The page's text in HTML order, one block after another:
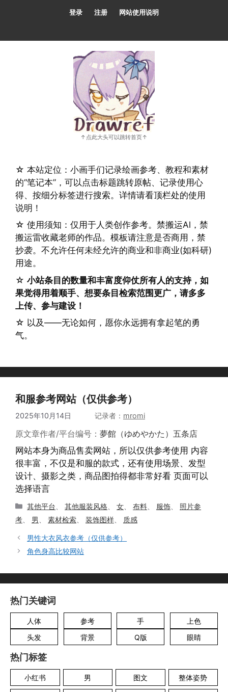
容
登录 注册 网站使用说明
☆ 本站定位：小画手们记录绘画参考、教程和素材
的“笔记本”，可以点击标题跳转原帖、记录使用心
得、按细分标签进行搜索。详情请看顶栏处的使用
说明！
☆ 使用须知：仅用于人类创作参考。禁搬运Al，禁
搬运雷收藏老师的作品。模板请注意是否商用，禁
抄袭。不允许任何未经允许的商业和非商业(如科研)
用途。
☆ 小站条目的数量和丰富度仰仗所有人的支持，如
果觉得用着顺手、想要条目检索范围更广，请多多
上传、参与建设！
☆ 以及——无论如何，愿你永远拥有拿起笔的勇
气。
和服参考网站（仅供参考）
2025年10月14日 mromi
原文章作者/平台编号： 夢館（ゆめやかた）五条店
网站本身为商品售卖网站，所以仅供参考使用 内容
很丰富，不仅是和服的款式，还有使用场景、发型
设计、摄影之类，商品图拍得都非常好看 页面可以
选择语言
分
类
其他平台 、其他服装风格 、女 、布料 服饰
照片参
考
男 素材检索 装饰图样 质感
男性大衣风衣参考（仅供参考）
角色身高比较网站
热门关键词
人体 参考 手
上色
头发
背景 Q版 眼睛
热门标签
小红书 男 图文 整体姿势